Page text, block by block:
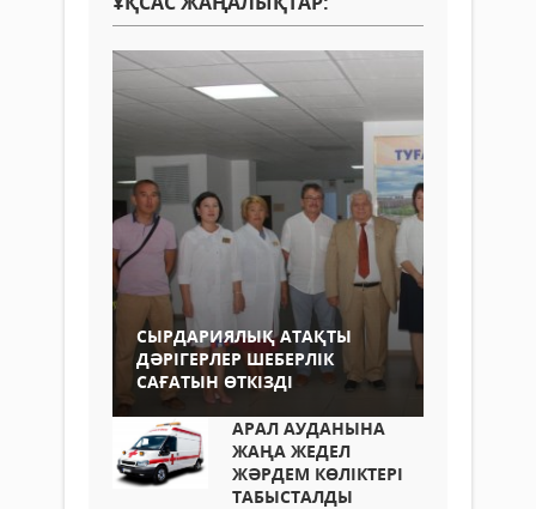
СЫРДАРИЯЛЫҚ АТАҚТЫ
ДӘРІГЕРЛЕР ШЕБЕРЛІК
САҒАТЫН ӨТКІЗДІ
АРАЛ АУДАНЫНА
ЖАҢА ЖЕДЕЛ
ЖӘРДЕМ КӨЛІКТЕРІ
ТАБЫСТАЛДЫ